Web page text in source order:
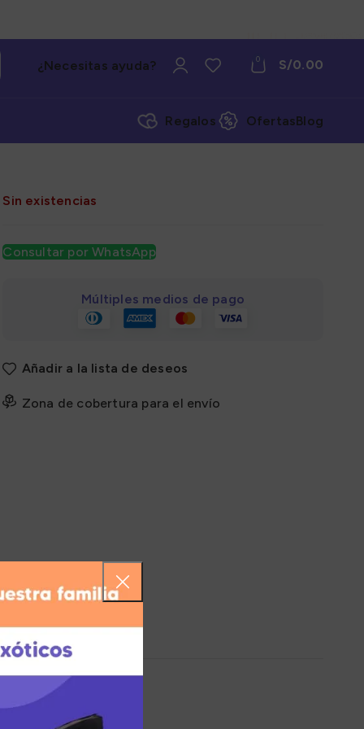
¿Necesitas ayuda? 0 S/0.00
Regalos OfertasBlog
Sin existencias
Consultar por WhatsApp
Múltiples medios de pago
Añadir a la lista de deseos
Zona de cobertura para el envío